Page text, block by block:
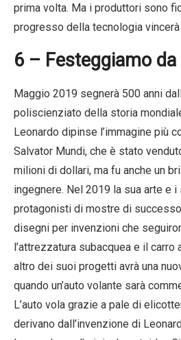
prima volta. Ma i produttori sono
progresso della tecnologia
6 – Festeggiamo
Maggio 2019 segnerà 500 anni
poliscienziato della storia
Leonardo dipinse l’immagine più
Salvator Mundi, che è stato
milioni di dollari, ma fu anche un
ingegnere. Nel 2019 la sua arte e i
protagonisti di mostre di
disegni per invenzioni che
l’attrezzatura subacquea e il carro
altro dei suoi progetti avrà una
quando un’auto volante sarà
L’auto vola grazie a pale di
derivano dall’invenzione di